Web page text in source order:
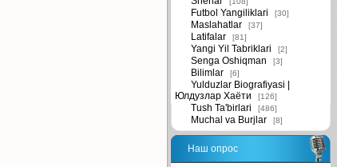
Futbol Yangiliklari [30]
Maslahatlar [37]
Latifalar [81]
Yangi Yil Tabriklari [2]
Senga Oshiqman [3]
Bilimlar [6]
Yulduzlar Biografiyasi |
Юлдузлар Хаёти
[126]
Tush Ta'birlari [486]
Muchal va Burjlar [8]
Наш опрос